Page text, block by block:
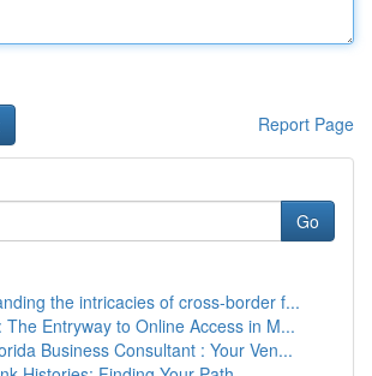
Report Page
Go
the intricacies of cross-border f...
The Entryway to Online Access in M...
Business Consultant : Your Ven...